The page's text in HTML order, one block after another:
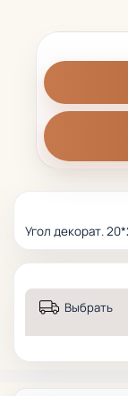
Угол декорат.
Выбрать